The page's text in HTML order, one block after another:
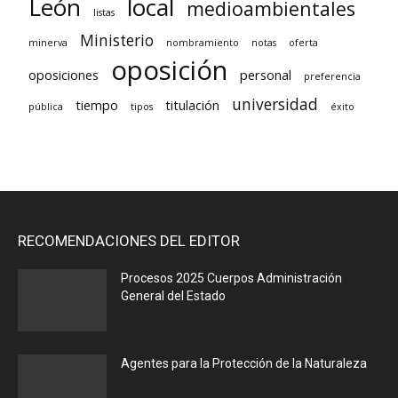
León listas local medioambientales
minerva Ministerio nombramiento notas oferta
oposiciones oposición personal preferencia
pública tiempo tipos titulación universidad éxito
RECOMENDACIONES DEL EDITOR
Procesos 2025 Cuerpos Administración
General del Estado
Agentes para la Protección de la Naturaleza